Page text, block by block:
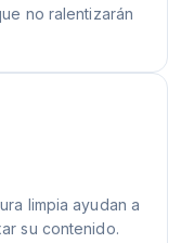
no ralentizarán
limpia ayudan a
su contenido.